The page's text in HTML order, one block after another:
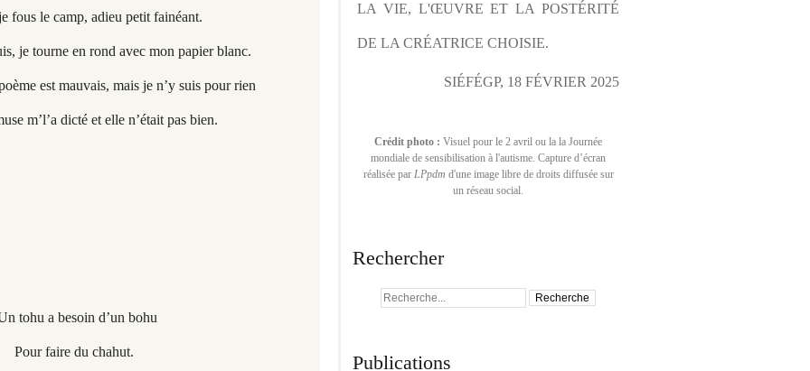
adieu petit fainéant.
avec mon papier blanc.
mais je n’y suis pour rien
et elle n’était pas bien.
a besoin d’un bohu
chahut.
LA VIE, L'ŒUVRE ET LA POSTÉRITÉ
DE LA CRÉATRICE CHOISIE.
SIÉFÉGP, 18 FÉVRIER 2025
Crédit photo : Visuel pour le 2 avril ou la la Journée
mondiale de sensibilisation à l'autisme. Capture d’écran
réalisée par LPpdm d'une image libre de droits diffusée sur
un réseau social.
Rechercher
Publications